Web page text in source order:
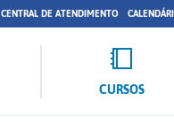
CENTRAL DE ATENDIMENTO
CURSOS